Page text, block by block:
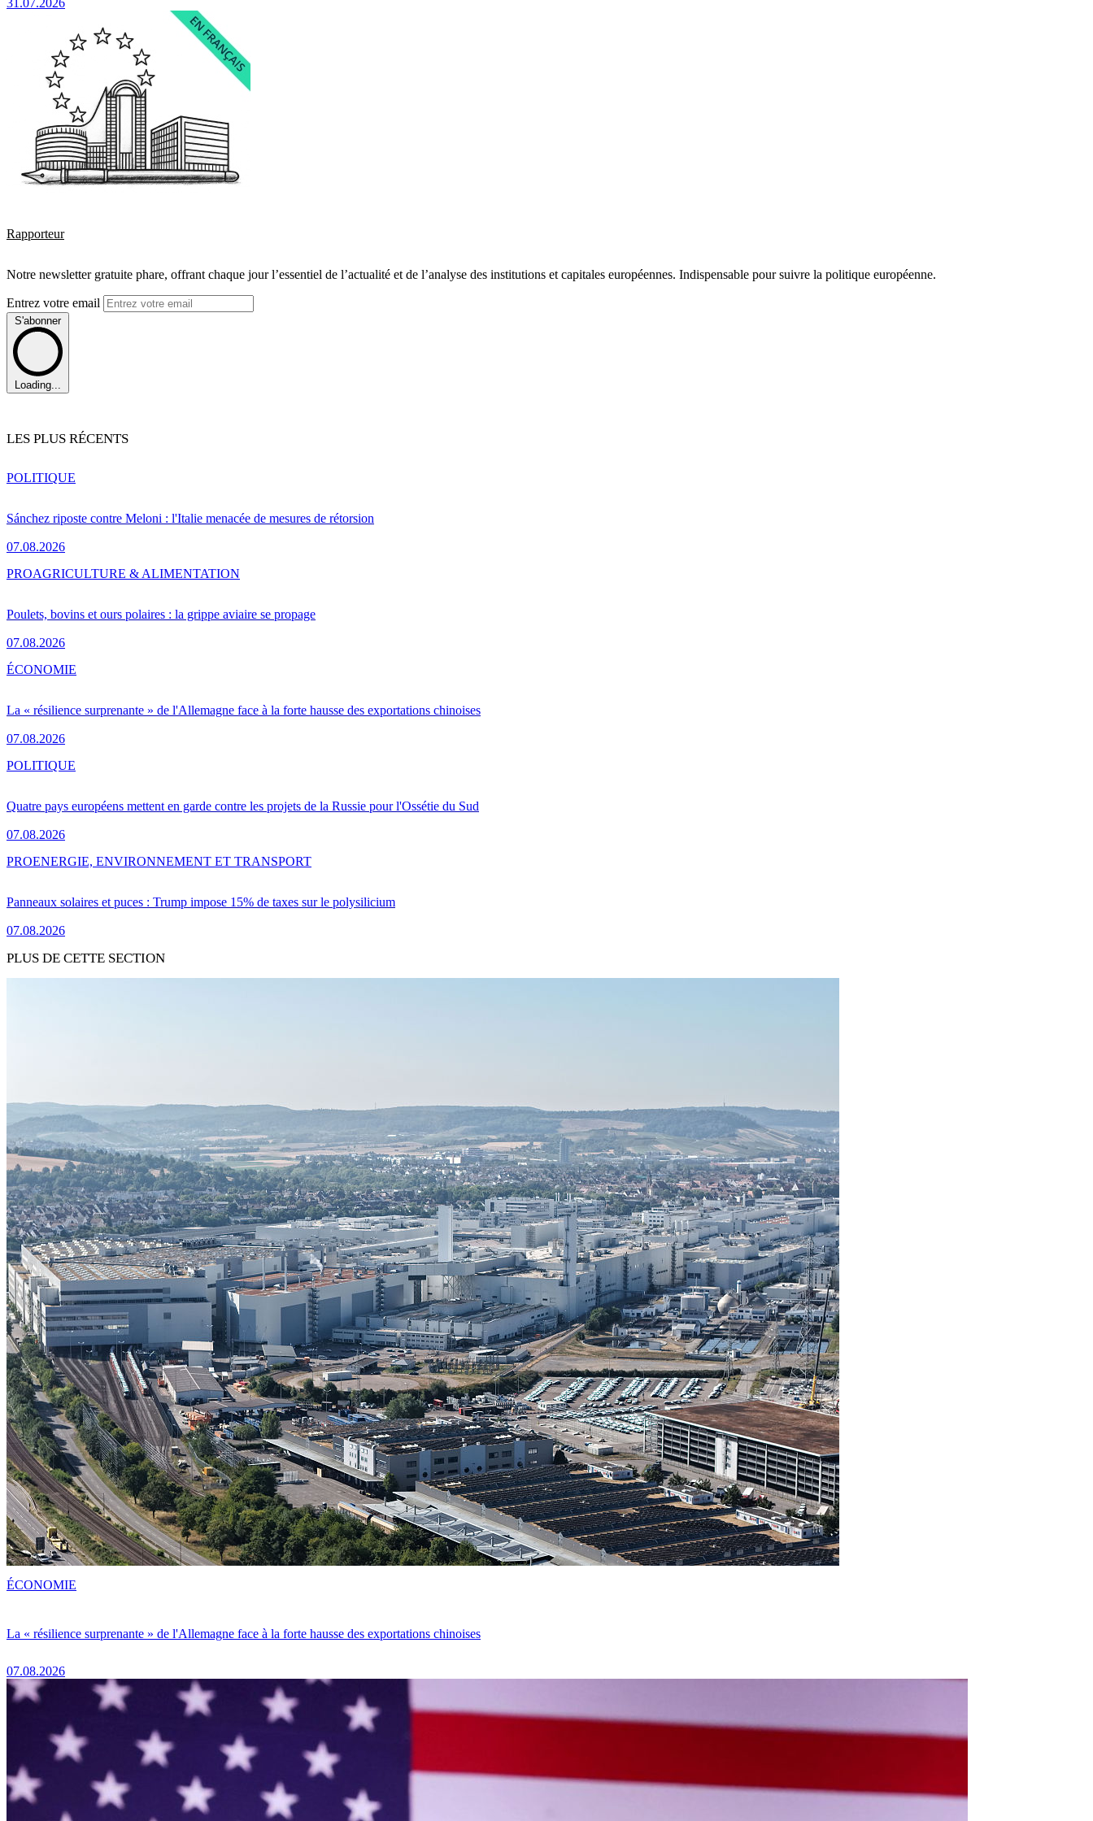
Rapporteur
Notre newsletter gratuite phare, offrant chaque jour l’essentiel de l’actualité et de l’analyse des institutions et capitales européennes. Indispensable pour suivre la politique européenne.
Entrez votre email
S'abonner
Loading...
LES PLUS RÉCENTS
Sánchez riposte contre Meloni : l'Italie menacée de mesures de rétorsion
07.08.2026
POLITIQUE
Poulets, bovins et ours polaires : la grippe aviaire se propage
07.08.2026
PROAGRICULTURE & ALIMENTATION
La « résilience surprenante » de l'Allemagne face à la forte hausse des exportations chinoises
07.08.2026
ÉCONOMIE
Quatre pays européens mettent en garde contre les projets de la Russie pour l'Ossétie du Sud
07.08.2026
POLITIQUE
Panneaux solaires et puces : Trump impose 15% de taxes sur le polysilicium
07.08.2026
PROENERGIE, ENVIRONNEMENT ET TRANSPORT
PLUS DE CETTE SECTION
La « résilience surprenante » de l'Allemagne face à la forte hausse des exportations chinoises
07.08.2026
ÉCONOMIE